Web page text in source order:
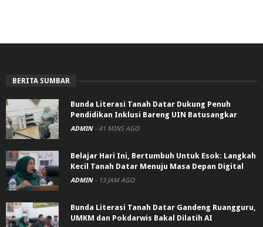
BERITA SUMBAR
Bunda Literasi Tanah Datar Dukung Penuh
Pendidikan Inklusi Bareng UIN Batusangkar
ADMIN - 41 MINS AGO
Belajar Hari Ini, Bertumbuh Untuk Esok: Langkah
Kecil Tanah Datar Menuju Masa Depan Digital
ADMIN - 13 JAM AGO
Bunda Literasi Tanah Datar Gandeng Ruangguru,
UMKM dan Pokdarwis Bakal Dilatih AI